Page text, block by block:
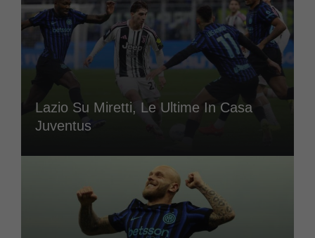
Lazio Su Miretti, Le Ultime In Casa
Juventus